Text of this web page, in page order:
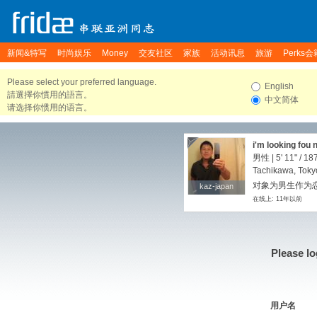
新闻&特写 时尚娱乐 Money 交友社区 家族 活动讯息 旅游 Perks会
Please select your preferred language.
請選擇你慣用的語言。
请选择你惯用的语言。
English
中文简体
kaz-japan
kaz-japan
i'm looking fou
男性 | 5' 11" /
Tachikawa,
对象为男生作为
在线上: 11年以前
Please
用户名